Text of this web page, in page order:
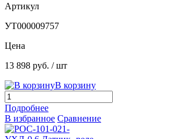
Артикул
УТ000009757
Цена
13 898 руб. / шт
В корзину
Подробнее
В избранное Сравнение